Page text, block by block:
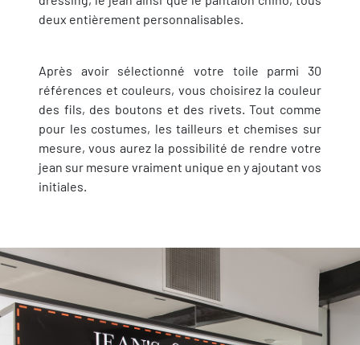
deux entièrement personnalisables.
Après avoir sélectionné votre toile parmi 30
références et couleurs, vous choisirez la couleur
des fils, des boutons et des rivets. Tout comme
pour les costumes, les tailleurs et chemises sur
mesure, vous aurez la possibilité de rendre votre
jean sur mesure vraiment unique en y ajoutant vos
initiales.